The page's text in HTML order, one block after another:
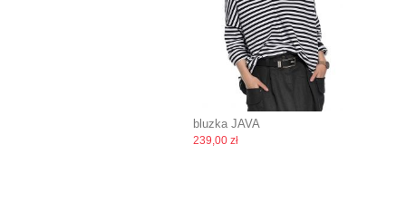
bluzka JAVA
239,00 zł